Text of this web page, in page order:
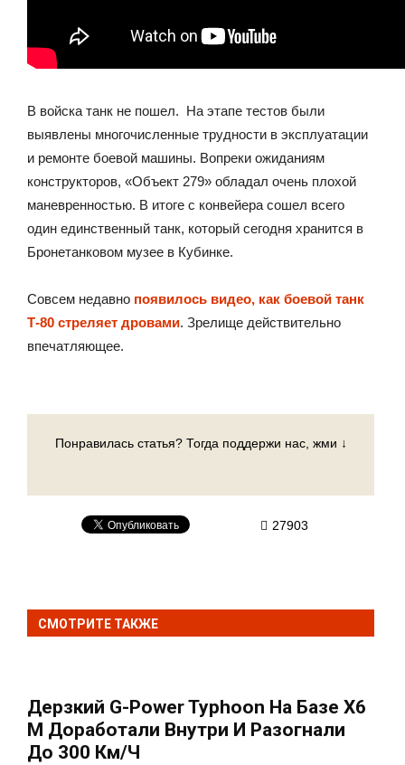
В войска танк не пошел. На этапе тестов были
выявлены многочисленные трудности в эксплуатации
и ремонте боевой машины. Вопреки ожиданиям
конструкторов, «Объект 279» обладал очень плохой
маневренностью. В итоге с конвейера сошел всего
один единственный танк, который сегодня хранится в
Бронетанковом музее в Кубинке.
Совсем недавно появилось видео, как боевой танк
Т-80 стреляет дровами. Зрелище действительно
впечатляющее.
Понравилась статья? Тогда поддержи нас, жми ↓
27903
СМОТРИТЕ ТАКЖЕ
Дерзкий G-Power Typhoon На Базе X6
M Доработали Внутри И Разогнали
До 300 Км/ч